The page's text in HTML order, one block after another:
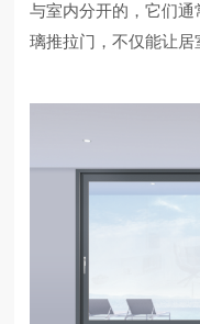
与室内分开的，它们
璃推拉门，不仅能让居